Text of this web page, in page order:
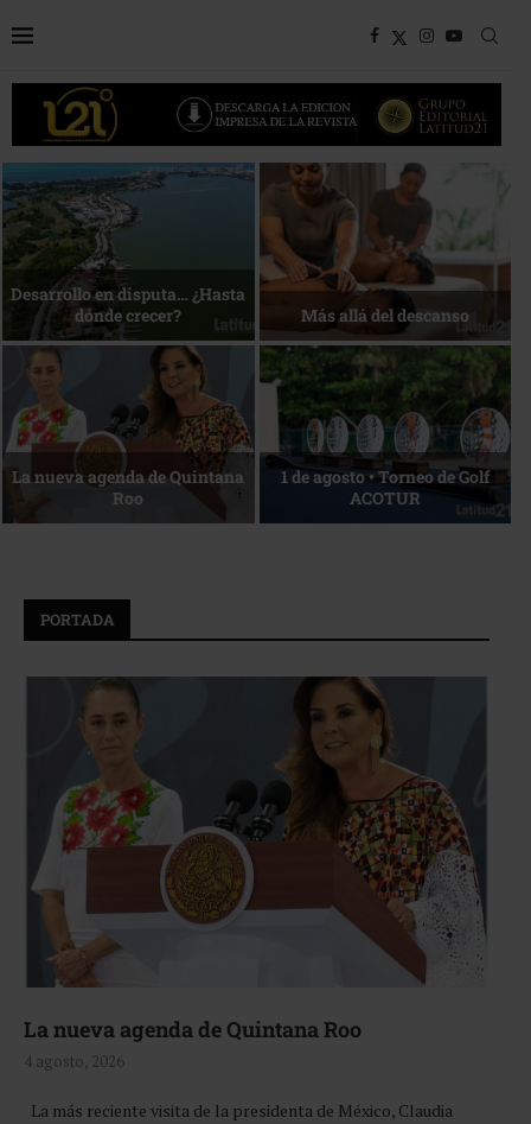
Bottega, un viaje servido a la
mesa
Energía que Impulsa la
competitividad
Reconocimiento de viajeros La esencia del servicio
PORTADA
La nueva agenda de Quintana Roo
4 agosto, 2026
La más reciente visita de la presidenta de México, Claudia